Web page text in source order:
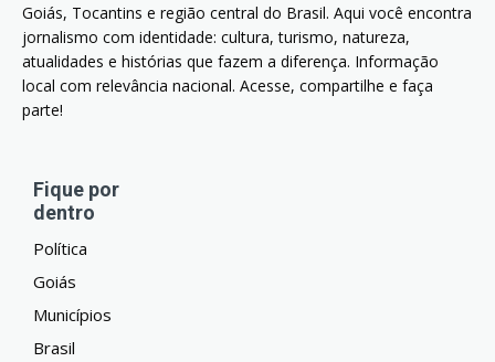
Goiás, Tocantins e região central do Brasil. Aqui você encontra
jornalismo com identidade: cultura, turismo, natureza,
atualidades e histórias que fazem a diferença. Informação
local com relevância nacional. Acesse, compartilhe e faça
parte!
Fique por
dentro
Política
Goiás
Municípios
Brasil